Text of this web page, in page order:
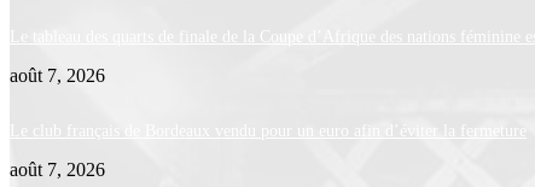
Le tableau des quarts de finale de la Coupe d’Afrique des nations
août 7, 2026
Le club français de Bordeaux vendu pour un euro afin d’éviter la fermeture
août 7, 2026